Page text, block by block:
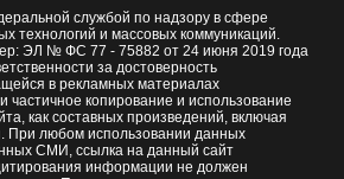
службой по надзору в сфере
технологий и массовых коммуникаций.
ЭЛ № ФС 77 - 75882 от 24 июня 2019 года
за достоверность
в рекламных материалах
копирование и использование
как составных произведений, включая
При любом использовании данных
СМИ, ссылка на данный сайт
информации не должен